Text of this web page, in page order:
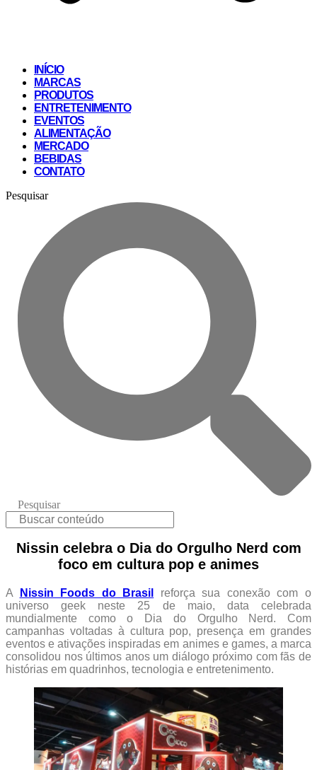
INÍCIO
MARCAS
PRODUTOS
ENTRETENIMENTO
EVENTOS
ALIMENTAÇÃO
MERCADO
BEBIDAS
CONTATO
Pesquisar
Pesquisar
Nissin celebra o Dia do Orgulho Nerd com
foco em cultura pop e animes
A Nissin Foods do Brasil
reforça sua conexão com o
universo geek neste 25 de maio, data celebrada
mundialmente como o Dia do Orgulho Nerd. Com
campanhas voltadas à cultura pop, presença em grandes
eventos e ativações inspiradas em animes e games, a marca
consolidou nos últimos anos um diálogo próximo com fãs de
histórias em quadrinhos, tecnologia e entretenimento.